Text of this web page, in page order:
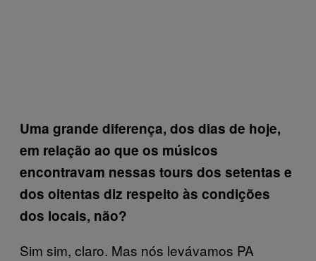
Uma grande diferença, dos dias de hoje,
em relação ao que os músicos
encontravam nessas tours dos setentas e
dos oitentas diz respeito às condições
dos locais, não?
Sim sim, claro. Mas nós levávamos PA